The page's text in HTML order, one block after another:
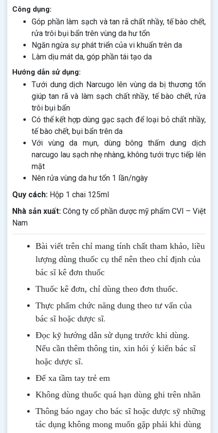
Công dụng:
Góp phần làm sạch và tan rã chất nhầy, tế bào chết,
rửa trôi bụi bẩn trên vùng da hư tổn
Ngăn ngừa sự phát triển của vi khuẩn trên da
Làm dịu mát da, góp phần tái tạo da
Hướng dẫn sử dụng:
Tưới dung dịch Narcugo lên vùng da bị thương tổn
giúp tan rã và làm sạch chất nhầy, tế bào chết, rửa
trôi bụi bẩn
Có thể kết hợp dùng gạc sạch để loại bỏ chất nhầy,
tế bào chết, bụi bẩn trên da
Với vùng da mụn, dùng bông thấm dung dịch
narcugo lau sạch nhẹ nhàng, không tưới trực tiếp lên
mặt
Nên rửa vùng da hư tổn 1 lần/ngày
Quy cách: Hộp 1 chai 125ml
Nhà sản xuất: Công ty cổ phần dược mỹ phẩm CVI – Việt
Nam
Bài viết trên chỉ mang tính chất tham khảo, liều
lượng dùng thuốc cụ thể nên theo chỉ định của
bác sĩ kê đơn thuốc
Thuốc kê đơn, chỉ dùng theo đơn thuốc.
Thực phẩm chức năng dung theo tư vấn của
bác sĩ hoặc dược sĩ.
Đọc kỹ hướng dẫn sử dụng trước khi dùng.
Nếu cần thêm thông tin, xin hỏi ý kiến bác sĩ
hoặc dược sĩ.
Để xa tầm tay trẻ em
Không dùng thuốc quá hạn dùng ghi trên nhãn
Thông báo ngay cho bác sĩ hoặc dược sỹ những
tác dụng không mong muốn gặp phải khi dùng